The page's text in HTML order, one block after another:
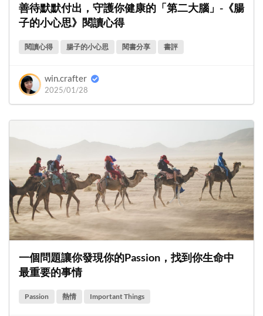
善待默默付出，守護你健康的「第二大腦」-《腸
子的小心思》閱讀心得
閱讀心得 腸子的小心思 閱書分享 書評
win.crafter
2025/01/28
一個問題讓你發現你的Passion，找到你生命中
最重要的事情
Passion 熱情 Important Things